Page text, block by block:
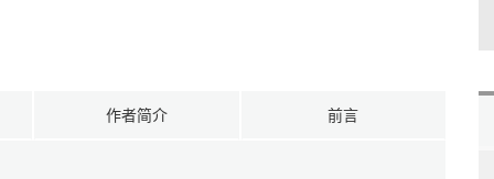
作者简介 前言